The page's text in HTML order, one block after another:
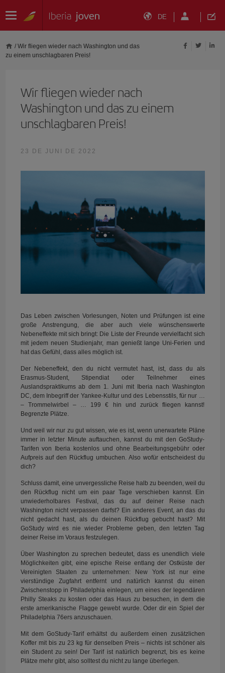
DE
/ Wir fliegen wieder nach Washington und das
zu einem unschlagbaren Preis!
Wir fliegen wieder nach
Washington und das zu einem
unschlagbaren Preis!
23 DE JUNI DE 2022
Das Leben zwischen Vorlesungen, Noten und Prüfungen ist eine
große Anstrengung, die aber auch viele wünschenswerte
Nebeneffekte mit sich bringt: Die Liste der Freunde vervielfacht sich
mit jedem neuen Studienjahr, man genießt lange Uni-Ferien und
hat das Gefühl, dass alles möglich ist.
Der Nebeneffekt, den du nicht vermutet hast, ist, dass du als
Erasmus-Student, Stipendiat oder Teilnehmer eines
Auslandspraktikums ab dem 1. Juni mit Iberia nach Washington
DC, dem Inbegriff der Yankee-Kultur und des Lebensstils, für nur …
– Trommelwirbel – … 199 € hin und zurück fliegen kannst!
Begrenzte Plätze.
Und weil wir nur zu gut wissen, wie es ist, wenn unerwartete Pläne
immer in letzter Minute auftauchen, kannst du mit den GoStudy-
Tarifen von Iberia kostenlos und ohne Bearbeitungsgebühr oder
Aufpreis auf den Rückflug umbuchen. Also wofür entscheidest du
dich?
Schluss damit, eine unvergessliche Reise halb zu beenden, weil du
den Rückflug nicht um ein paar Tage verschieben kannst. Ein
unwiederholbares Festival, das du auf deiner Reise nach
Washington nicht verpassen darfst? Ein anderes Event, an das du
nicht gedacht hast, als du deinen Rückflug gebucht hast? Mit
GoStudy wird es nie wieder Probleme geben, den letzten Tag
deiner Reise im Voraus festzulegen.
Über Washington zu sprechen bedeutet, dass es unendlich viele
Möglichkeiten gibt, eine epische Reise entlang der Ostküste der
Vereinigten Staaten zu unternehmen: New York ist nur eine
vierstündige Zugfahrt entfernt und natürlich kannst du einen
Zwischenstopp in Philadelphia einlegen, um eines der legendären
Philly Steaks zu kosten oder das Haus zu besuchen, in dem die
erste amerikanische Flagge gewebt wurde. Oder dir ein Spiel der
Philadelphia 76ers anzuschauen.
Mit dem GoStudy-Tarif erhältst du außerdem einen zusätzlichen
Koffer mit bis zu 23 kg für denselben Preis – nichts ist schöner als
ein Student zu sein! Der Tarif ist natürlich begrenzt, bis es keine
Plätze mehr gibt, also solltest du nicht zu lange überlegen.